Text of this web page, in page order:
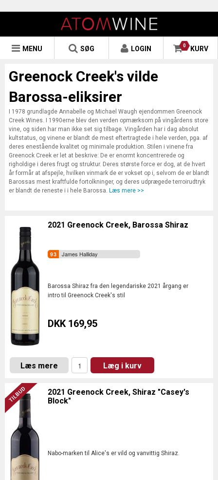
0 KURV
LOGIN
SØG
MENU
Greenock Creek's vilde
Barossa-eliksirer
I 1978 grundlagde Annabelle og Michael Waugh ejendommen Greenock
Creek Wines. I 1990erne blev den verden opmærksom på vingårdens store
vine, og siden har man ikke set sig tilbage. Vingården har i dag absolut
kultstatus, og vinene er blandt de mest eftertragtede i hele verden, pga. af
deres enestående kvalitet og minimale produktion. Stilen i vinene fra
Greenock Creek er let at beskrive: De er enormt koncentrerede og
righoldige i deres frugt og struktur. Deres største force er dog, at de hvert
år formår at afspejle, hvilken vinmark de er vokset op i, selvom de er blandt
Barossas mest kraftfulde fortolkninger, og deres udprægede terroirudtryk
er blandt de reneste i i hele Barossa. Læs mere >>
2021 Greenock Creek, Barossa Shiraz
James Halliday
Barossa Shiraz fra den legendariske 2021 årgang er
intro til Greenock Creek's stil
DKK 169,95
Læs mere Læg i kurv
2021 Greenock Creek, Shiraz "Casey's
Block"
Nabo-marken til Alice's er vild og vanvittig Shiraz.